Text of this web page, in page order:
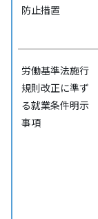
防⽌措置
労働基準法施行
規則改正に準ず
る就業条件明示
事項